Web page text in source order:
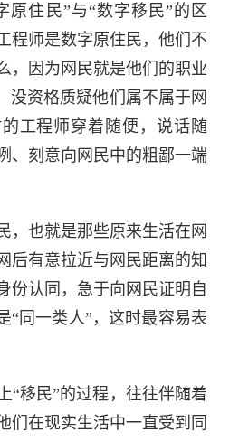
住民”与“数字移民”的区
程师是数字原住民，他们不
，因为网民就是他们的职业
没资格质疑他们属不属于网
工程师穿着随便，说话随
、刻意向网民中的粗鄙一端
也就是那些原来生活在网
后有意拉近与网民距离的知
份认同，急于向网民证明自
“同一类人”，这时最容易表
民”的过程，往往伴随着
们在现实生活中一直受到同